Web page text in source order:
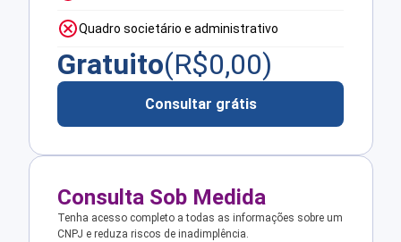
Quadro societário e administrativo
Gratuito(R$0,00)
Consultar grátis
Consulta Sob Medida
Tenha acesso completo a todas as informações sobre um
CNPJ e reduza riscos de inadimplência.